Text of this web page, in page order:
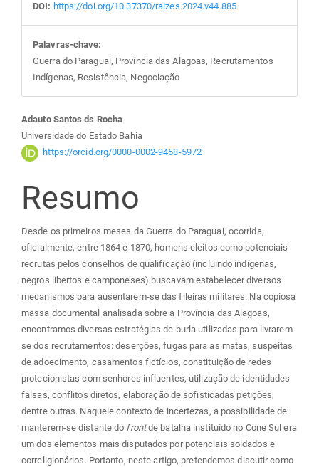
DOI: https://doi.org/10.37370/raizes.2024.v44.885
Palavras-chave:
Guerra do Paraguai, Província das Alagoas, Recrutamentos
Indígenas, Resistência, Negociação
Conteúdo
do
artigo
principal
Adauto Santos ds Rocha
Universidade do Estado Bahia
https://orcid.org/0000-0002-9458-5972
Resumo
Desde os primeiros meses da Guerra do Paraguai, ocorrida,
oficialmente, entre 1864 e 1870, homens eleitos como potenciais
recrutas pelos conselhos de qualificação (incluindo indígenas,
negros libertos e camponeses) buscavam estabelecer diversos
mecanismos para ausentarem-se das fileiras militares. Na copiosa
massa documental analisada sobre a Província das Alagoas,
encontramos diversas estratégias de burla utilizadas para livrarem-
se dos recrutamentos: deserções, fugas para as matas, suspeitas
de adoecimento, casamentos fictícios, constituição de redes
protecionistas com senhores influentes, utilização de identidades
falsas, conflitos diretos, elaboração de sofisticadas petições,
dentre outras. Naquele contexto de incertezas, a possibilidade de
manterem-se distante do frontde batalha instituído no Cone Sul era
um dos elementos mais disputados por potenciais soldados e
correligionários. Portanto, neste artigo, pretendemos discutir como